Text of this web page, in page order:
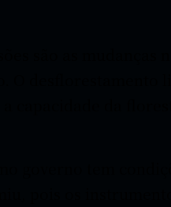
são as mudanças
O desflorestamento
capacidade da
governo tem
pois os